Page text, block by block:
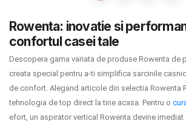
Rowenta: inovatie si
confortul casei tale
Descopera gama variata de produse Rowenta de
creata special pentru a-ti simplifica sarcinile
de confort. Alegand articole din selectia Rowenta
tehnologia de top direct la tine acasa. Pentru o
efort, un aspirator vertical Rowenta devine